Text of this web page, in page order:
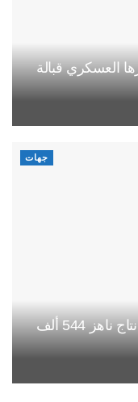
العسكري قبالة
جهات
شمندر دكالة يسجل موسما قياسيا بإنتاج ناهز 544 ألف